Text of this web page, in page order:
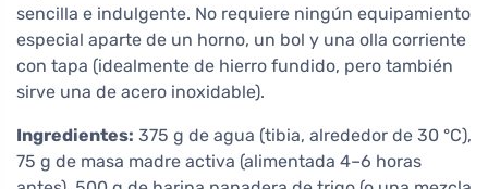
sencilla e indulgente. No requiere ningún equipamiento
especial aparte de un horno, un bol y una olla corriente
con tapa (idealmente de hierro fundido, pero también
sirve una de acero inoxidable).
Ingredientes: 375 g de agua (tibia, alrededor de 30 °C),
75 g de masa madre activa (alimentada 4–6 horas